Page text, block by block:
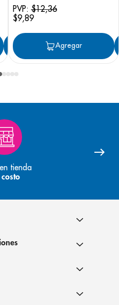
Agregar
PVP:$12,36
$9,89
Agregar
tienda